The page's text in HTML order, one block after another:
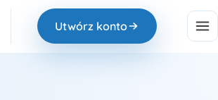
Utwórz konto